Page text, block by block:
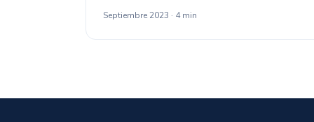
Septiembre 2023 · 4 min